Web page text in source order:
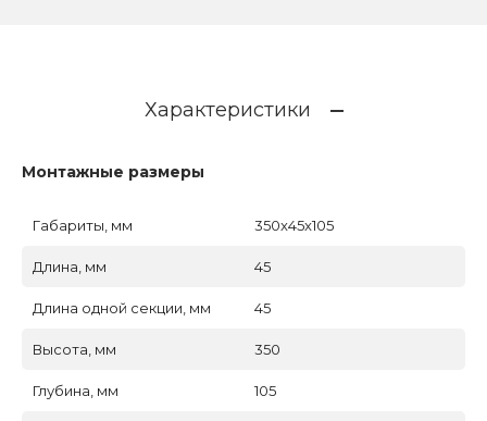
Характеристики
Монтажные размеры
Габариты, мм 350x45x105
Длина, мм 45
Длина одной секции, мм 45
Высота, мм 350
Глубина, мм 105